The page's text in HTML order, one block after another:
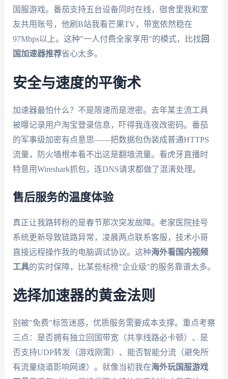
国服游戏。番茄支持五台设备同时在线，宿舍里我和室
友共用账号，他刷B站我看芒果TV，带宽依然稳在
97Mbps以上。这种"一人付费全家享用"的模式，比找回
国加速器推荐省心太多。
安全与速度的平衡术
加速器最怕什么？不是限速而是泄密。去年某主流工具
被曝记录用户淘宝登录信息，吓得我连夜改密码。番茄
的军事级加密有点意思——把数据包伪装成普通HTTPS
流量，防火墙根本看不出这是翻墙流量。看虎牙直播时
特意用Wireshark抓包，连DNS请求都做了混淆处理。
售后服务的温度体验
真正让我路转粉的是春节那次突发故障。老家医院挂号
系统更新导致链路异常，凌晨两点联系客服，技术小哥
直接远程操作我的电脑调试协议。这种海外看国内视频
工具的实时保障，比某些标榜"企业级"的服务靠谱太多。
选择加速器的黄金法则
别被"免费"标签迷惑，优质服务需要成本支撑。重点考察
三点：是否拥有独立回国带宽（共享线路必卡顿）、是
否支持UDP转发（游戏刚需）、能否智能分流（避免所
有流量绕道影响网速）。就像当初我在海外玩国服游戏